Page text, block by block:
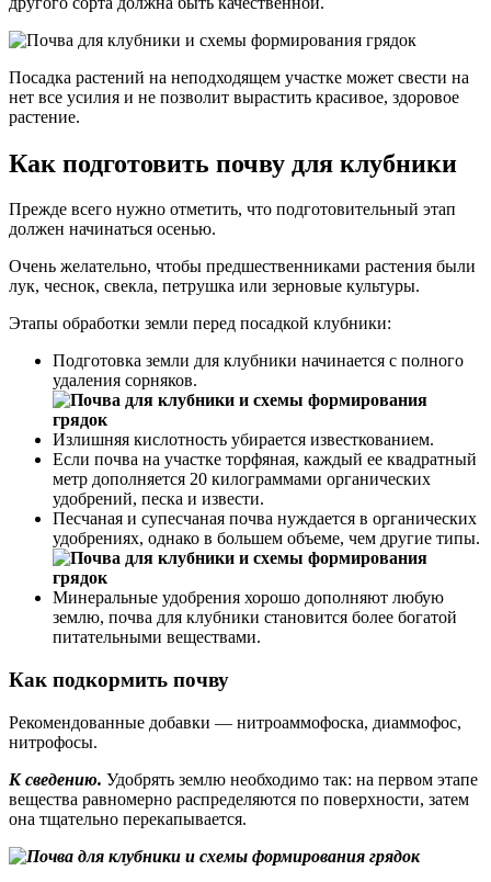
Посадка растений на неподходящем участке может свести на
нет все усилия и не позволит вырастить красивое, здоровое
растение.
Как подготовить почву для клубники
Прежде всего нужно отметить, что подготовительный этап
должен начинаться осенью.
Очень желательно, чтобы предшественниками растения были
лук, чеснок, свекла, петрушка или зерновые культуры.
Этапы обработки земли перед посадкой клубники:
Подготовка земли для клубники начинается с полного
удаления сорняков.
Излишняя кислотность убирается известкованием.
Если почва на участке торфяная, каждый ее квадратный
метр дополняется 20 килограммами органических
удобрений, песка и извести.
Песчаная и супесчаная почва нуждается в органических
удобрениях, однако в большем объеме, чем другие типы.
Минеральные удобрения хорошо дополняют любую
землю, почва для клубники становится более богатой
питательными веществами.
Как подкормить почву
Рекомендованные добавки — нитроаммофоска, диаммофос,
нитрофосы.
К сведению. Удобрять землю необходимо так: на первом этапе
вещества равномерно распределяются по поверхности, затем
она тщательно перекапывается.